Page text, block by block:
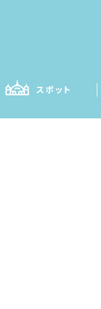
スポット